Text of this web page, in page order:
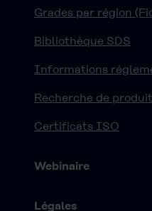
Grades par région
Bibliothèque SDS
Informations
Recherche de
Certificats ISO
Webinaire
Légales